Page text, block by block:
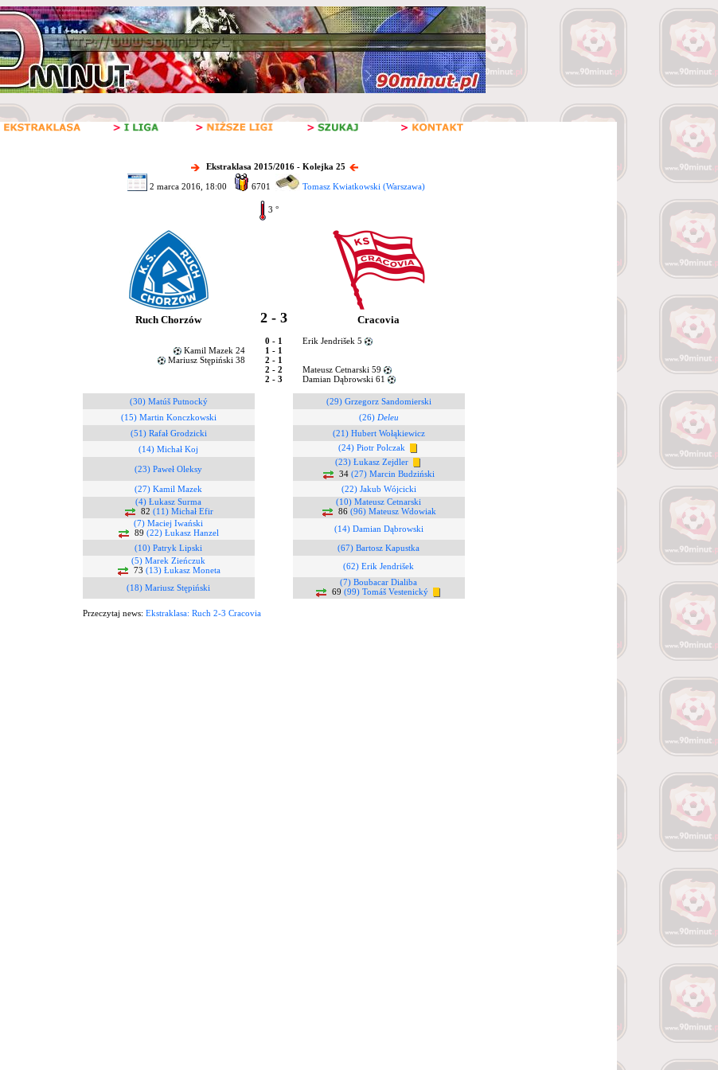
Ekstraklasa 2015/2016 - Kolejka 25
2 marca 2016, 18:00 6701 Tomasz Kwiatkowski (Warszawa)
3 °
Ruch Chorzów 2 - 3 Cracovia
0 - 1
Erik Jendrišek 5
Kamil Mazek 24
1 - 1
Mariusz Stępiński 38
2 - 1
2 - 2
Mateusz Cetnarski 59
2 - 3
Damian Dąbrowski 61
(30) Matúš Putnocký
(29) Grzegorz Sandomierski
(15) Martin Konczkowski
(26) Deleu
(51) Rafał Grodzicki
(21) Hubert Wołąkiewicz
(14) Michał Koj
(24) Piotr Polczak
(23) Paweł Oleksy
(23) Łukasz Zejdler
34 (27) Marcin Budziński
(27) Kamil Mazek
(22) Jakub Wójcicki
(4) Łukasz Surma
82 (11) Michał Efir
(10) Mateusz Cetnarski
86 (96) Mateusz Wdowiak
(7) Maciej Iwański
89 (22) Łukasz Hanzel
(14) Damian Dąbrowski
(10) Patryk Lipski
(67) Bartosz Kapustka
(5) Marek Zieńczuk
73 (13) Łukasz Moneta (62) Erik Jendrišek
(18) Mariusz Stępiński
(7) Boubacar Dialiba
69 (99) Tomáš Vestenický
Przeczytaj news: Ekstraklasa: Ruch 2-3 Cracovia